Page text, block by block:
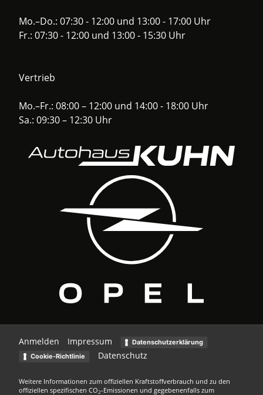
Mo.–Do.: 07:30 - 12:00 und 13:00 - 17:00 Uhr
Fr.: 07:30 - 12:00 und 13:00 - 15:30 Uhr
Vertrieb
Mo.–Fr.: 08:00 – 12:00 und 14:00 - 18:00 Uhr
Sa.: 09:30 – 12:30 Uhr
Anmelden Impressum
Datenschutzerklärung
Cookie-Richtlinie
Datenschutz
Weitere Informationen zum offiziellen Kraftstoffverbrauch und zu den
offiziellen spezifischen CO2-Emissionen und gegebenenfalls zum